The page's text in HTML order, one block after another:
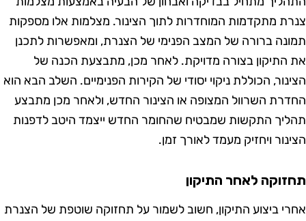
מתקדמות המוחדרות לתוך הצינור. מצלמות אלו מספקות
ברורה של המצב הפנימי של הצנרת, ומאפשרות לתכנן
בצורה מדויקת. לאחר מכן, מתבצעת הכנה של
הכוללת ניקוי יסודי של הקירות הפנימיים. השלב הבא הוא
השרוול המצופה או הצינור החדש, ולאחר מכן מתבצע
התקשות שמבטיח שהחומר החדש ייצמד היטב לדפנות
ויחזיק מעמד לאורך זמן.
לאחר התיקון
ביצוע התיקון, חשוב לשמור על תחזוקה שוטפת של הצנרת